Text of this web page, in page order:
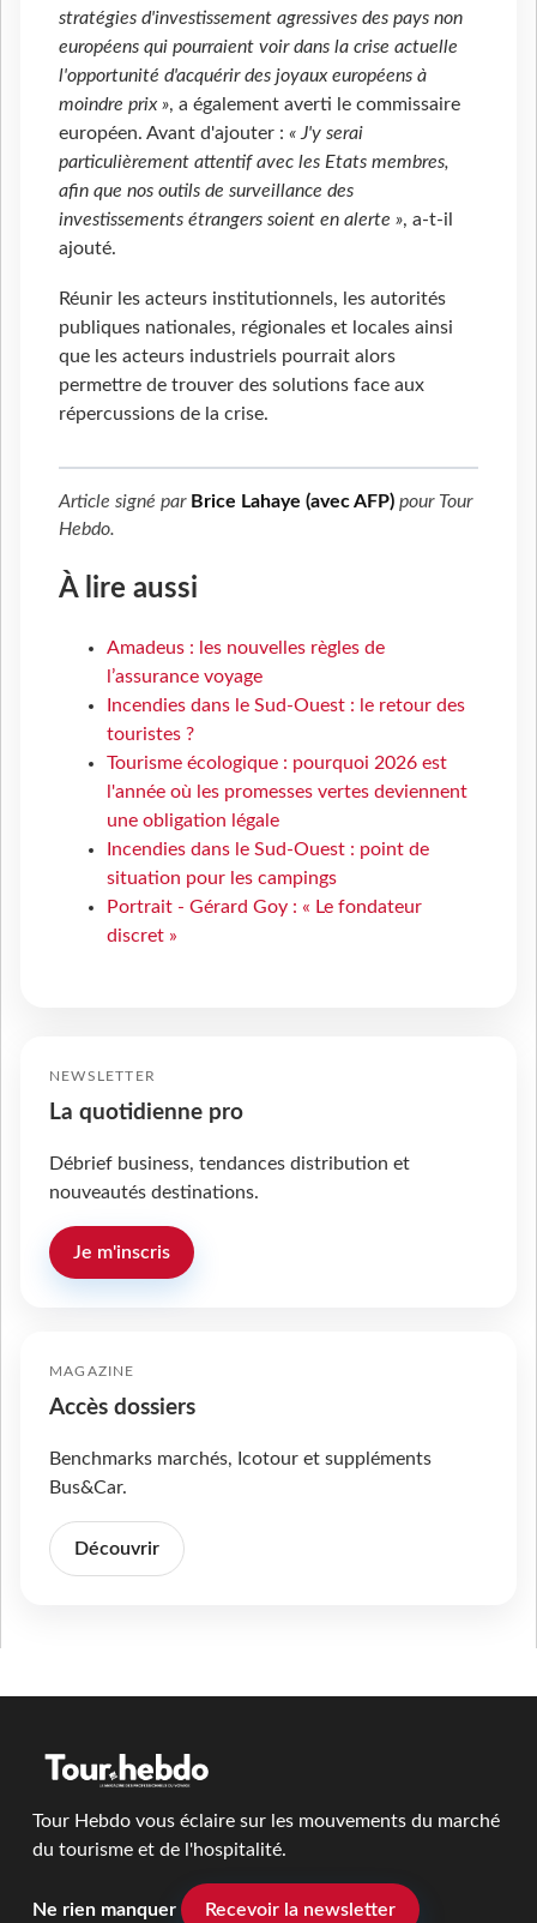
stratégies d'investissement agressives des pays non
européens qui pourraient voir dans la crise actuelle
l'opportunité d'acquérir des joyaux européens à
moindre prix », a également averti le commissaire
européen. Avant d'ajouter : « J'y serai
particulièrement attentif avec les Etats membres,
afin que nos outils de surveillance des
investissements étrangers soient en alerte », a-t-il
ajouté.
Réunir les acteurs institutionnels, les autorités
publiques nationales, régionales et locales ainsi
que les acteurs industriels pourrait alors
permettre de trouver des solutions face aux
répercussions de la crise.
Article signé par Brice Lahaye (avec AFP) pour Tour
Hebdo.
À lire aussi
Amadeus : les nouvelles règles de
l’assurance voyage
Incendies dans le Sud-Ouest : le retour des
touristes ?
Tourisme écologique : pourquoi 2026 est
l'année où les promesses vertes deviennent
une obligation légale
Incendies dans le Sud-Ouest : point de
situation pour les campings
Portrait - Gérard Goy : « Le fondateur
discret »
NEWSLETTER
La quotidienne pro
Débrief business, tendances distribution et
nouveautés destinations.
Je m'inscris
MAGAZINE
Accès dossiers
Benchmarks marchés, Icotour et suppléments
Bus&Car.
Découvrir
Tour Hebdo vous éclaire sur les mouvements du marché
du tourisme et de l'hospitalité.
Ne rien manquer Recevoir la newsletter